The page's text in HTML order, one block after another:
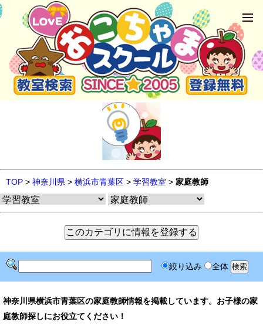
TOP > 神奈川県 > 横浜市青葉区 > 学習教室 > 家庭教師
絞り込み 全体
神奈川県横浜市青葉区の家庭教師情報を掲載しています。お子様の家
庭教師探しにお役立てください！